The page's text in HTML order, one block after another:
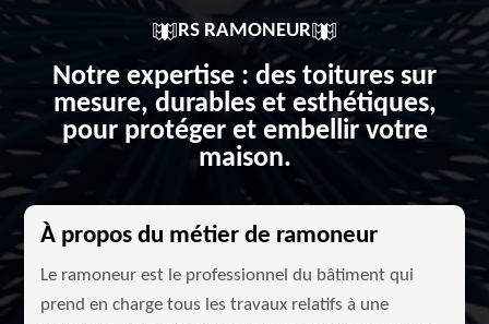
RS RAMONEUR
Notre expertise : des toitures sur
mesure, durables et esthétiques,
pour protéger et embellir votre
maison.
À propos du métier de ramoneur
Le ramoneur est le professionnel du bâtiment qui
prend en charge tous les travaux relatifs à une